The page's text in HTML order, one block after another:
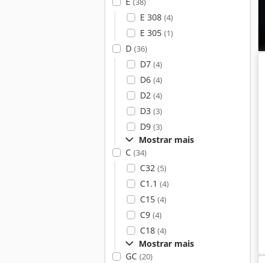
(38)
E 308 (4)
E 305 (1)
D (36)
D7 (4)
D6 (4)
D2 (4)
D3 (3)
D9 (3)
Mostrar mais
C (34)
C32 (5)
C1.1 (4)
C15 (4)
C9 (4)
C18 (4)
Mostrar mais
GC (20)